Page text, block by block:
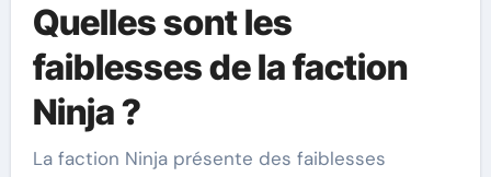
Quelles sont les
faiblesses de la faction
Ninja ?
La faction Ninja présente des faiblesses